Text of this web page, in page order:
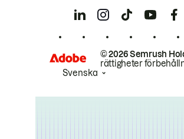
© 2026 Semrush
rättigheter
Svenska